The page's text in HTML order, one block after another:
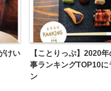
けい
【ことりっぷ】2020
事ランキングTOP10に
ン